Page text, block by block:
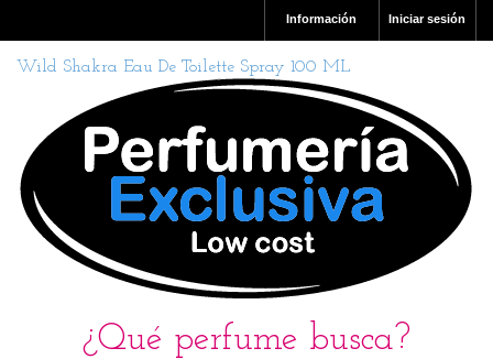
Iniciar sesión
Información
Wild Shakra Eau De Toilette Spray 100 ML
¿Qué perfume busca?